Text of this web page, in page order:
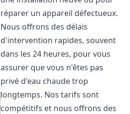
réparer un appareil défectueux.
Nous offrons des délais
d'intervention rapides, souvent
dans les 24 heures, pour vous
assurer que vous n'êtes pas
privé d'eau chaude trop
longtemps. Nos tarifs sont
compétitifs et nous offrons des